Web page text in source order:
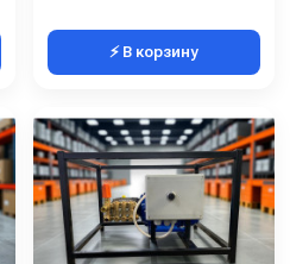
⚡ В корзину